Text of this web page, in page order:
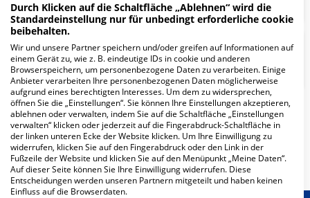
Klinik für Urologie und
Kinderurologie
WeitereFachabteilungen 19
Mehr Informationen
Durch Klicken auf die Schaltfläche „Ablehnen“ wird die
Standardeinstellung nur für unbedingt erforderliche cookie
beibehalten.
Wir und unsere Partner speichern und/oder greifen auf Informationen auf
einem Gerät zu, wie z. B. eindeutige IDs in cookie und anderen
Browserspeichern, um personenbezogene Daten zu verarbeiten. Einige
Anbieter verarbeiten Ihre personenbezogenen Daten möglicherweise
aufgrund eines berechtigten Interesses. Um dem zu widersprechen,
öffnen Sie die „Einstellungen“. Sie können Ihre Einstellungen akzeptieren,
ablehnen oder verwalten, indem Sie auf die Schaltfläche „Einstellungen
verwalten“ klicken oder jederzeit auf die Fingerabdruck-Schaltfläche in
der linken unteren Ecke der Website klicken. Um Ihre Einwilligung zu
widerrufen, klicken Sie auf den Fingerabdruck oder den Link in der
Fußzeile der Website und klicken Sie auf den Menüpunkt „Meine Daten“.
Auf dieser Seite können Sie Ihre Einwilligung widerrufen. Diese
Entscheidungen werden unseren Partnern mitgeteilt und haben keinen
Einfluss auf die Browserdaten.